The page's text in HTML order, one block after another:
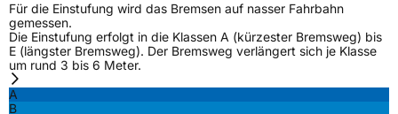
Für die Einstufung wird das Bremsen auf nasser Fahrbahn
gemessen.
Die Einstufung erfolgt in die Klassen A (kürzester Bremsweg) bis
E (längster Bremsweg). Der Bremsweg verlängert sich je Klasse
um rund 3 bis 6 Meter.
A
B